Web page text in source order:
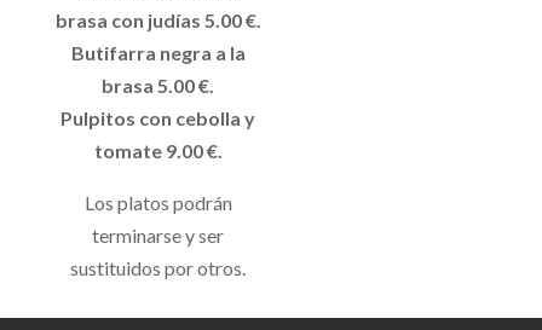
brasa con judías 5.00 €.
Butifarra negra a la
brasa 5.00 €.
Pulpitos con cebolla y
tomate 9.00 €.
Los platos podrán
terminarse y ser
sustituidos por otros.